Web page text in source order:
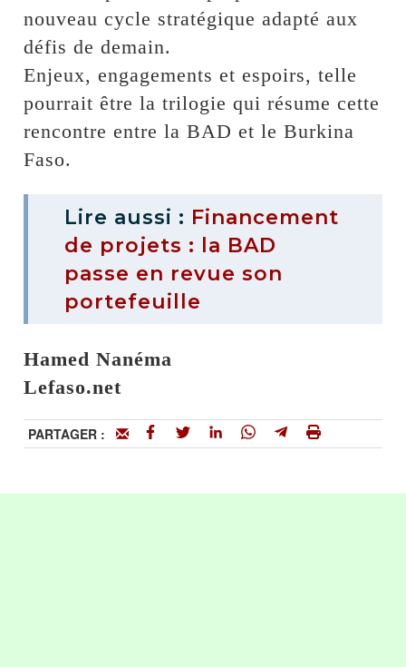
nouveau cycle stratégique adapté aux
défis de demain.
Enjeux, engagements et espoirs, telle
pourrait être la trilogie qui résume cette
rencontre entre la BAD et le Burkina
Faso.
Lire aussi : Financement
de projets : la BAD
passe en revue son
portefeuille
Hamed Nanéma
Lefaso.net
PARTAGER :